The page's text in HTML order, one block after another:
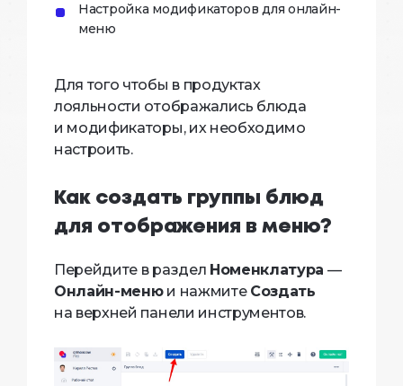
Настройка модификаторов для онлайн-
меню
Для того чтобы в продуктах
лояльности отображались блюда
и модификаторы, их необходимо
настроить.
Как создать группы блюд
для отображения в меню?
Перейдите в раздел Номенклатура —
Онлайн-менюи нажмите Создать
на верхней панели инструментов.